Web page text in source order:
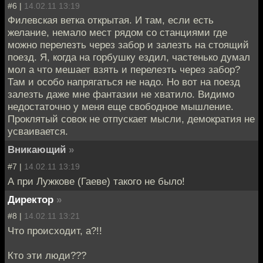
#6 | 14.02.11 13:19
Филевская ветка открытая. И там, если есть
желание, немало мест рядом со станциями где
можно перелезть через забор и залезть на стоящий
поезд. Я, когда на горбушку ездил, частенько думал
мол а что мешает взять и перелезть через забор?
Там и особо напрягаться не надо. Но вот на поезд
залезть даже мне фантазии не хватило. Видимо
недостаточно у меня еще свободное мышление.
Проклятый совок не отпускает мысли, демократия не
усваивается.
Вникающий »
#7 | 14.02.11 13:19
А при Лужкове (Гаеве) такого не было!
Директор »
#8 | 14.02.11 13:21
Что происходит, а?!!
Кто эти люди???